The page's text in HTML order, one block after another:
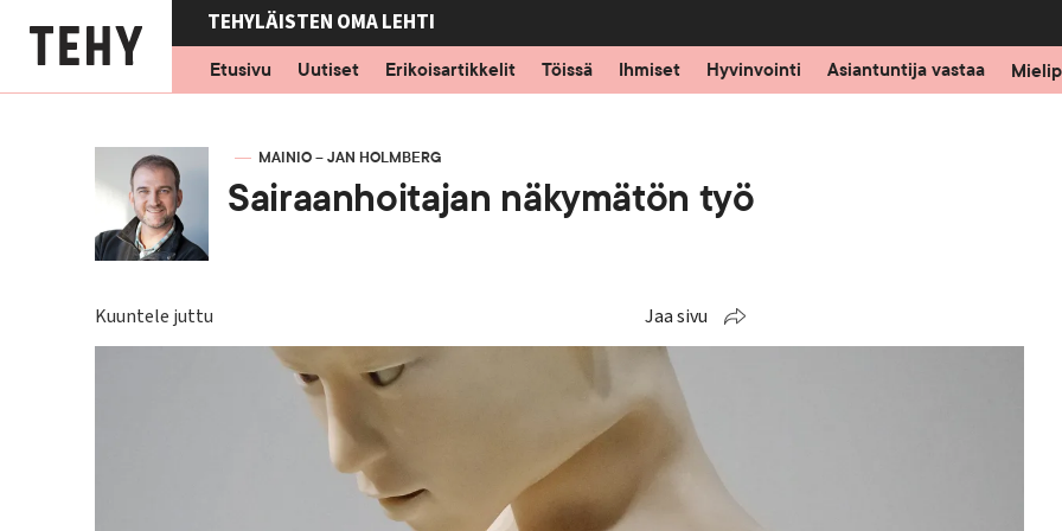
pääsisältöön
TEHYLÄISTEN OMA LEHTI
Etusivu
Uutiset Erikoisartikkelit Töissä Ihmiset Hyvinvointi Asiantuntija vastaa
KIRJOITTAJA
MAINIO – JAN HOLMBERG
Sairaanhoitajan näkymätön työ
Kuuntele juttu Jaa sivu